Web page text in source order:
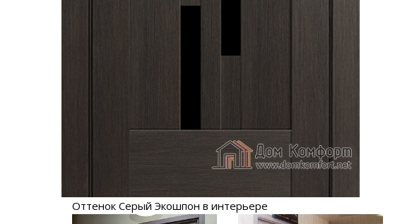
Оттенок Серый Экошпон в интерьере